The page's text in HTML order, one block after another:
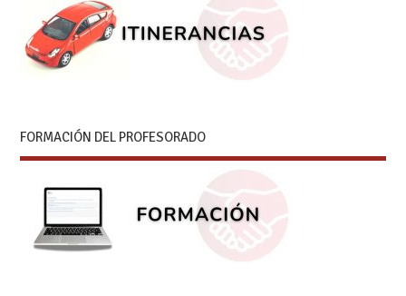
FORMACIÓN DEL PROFESORADO